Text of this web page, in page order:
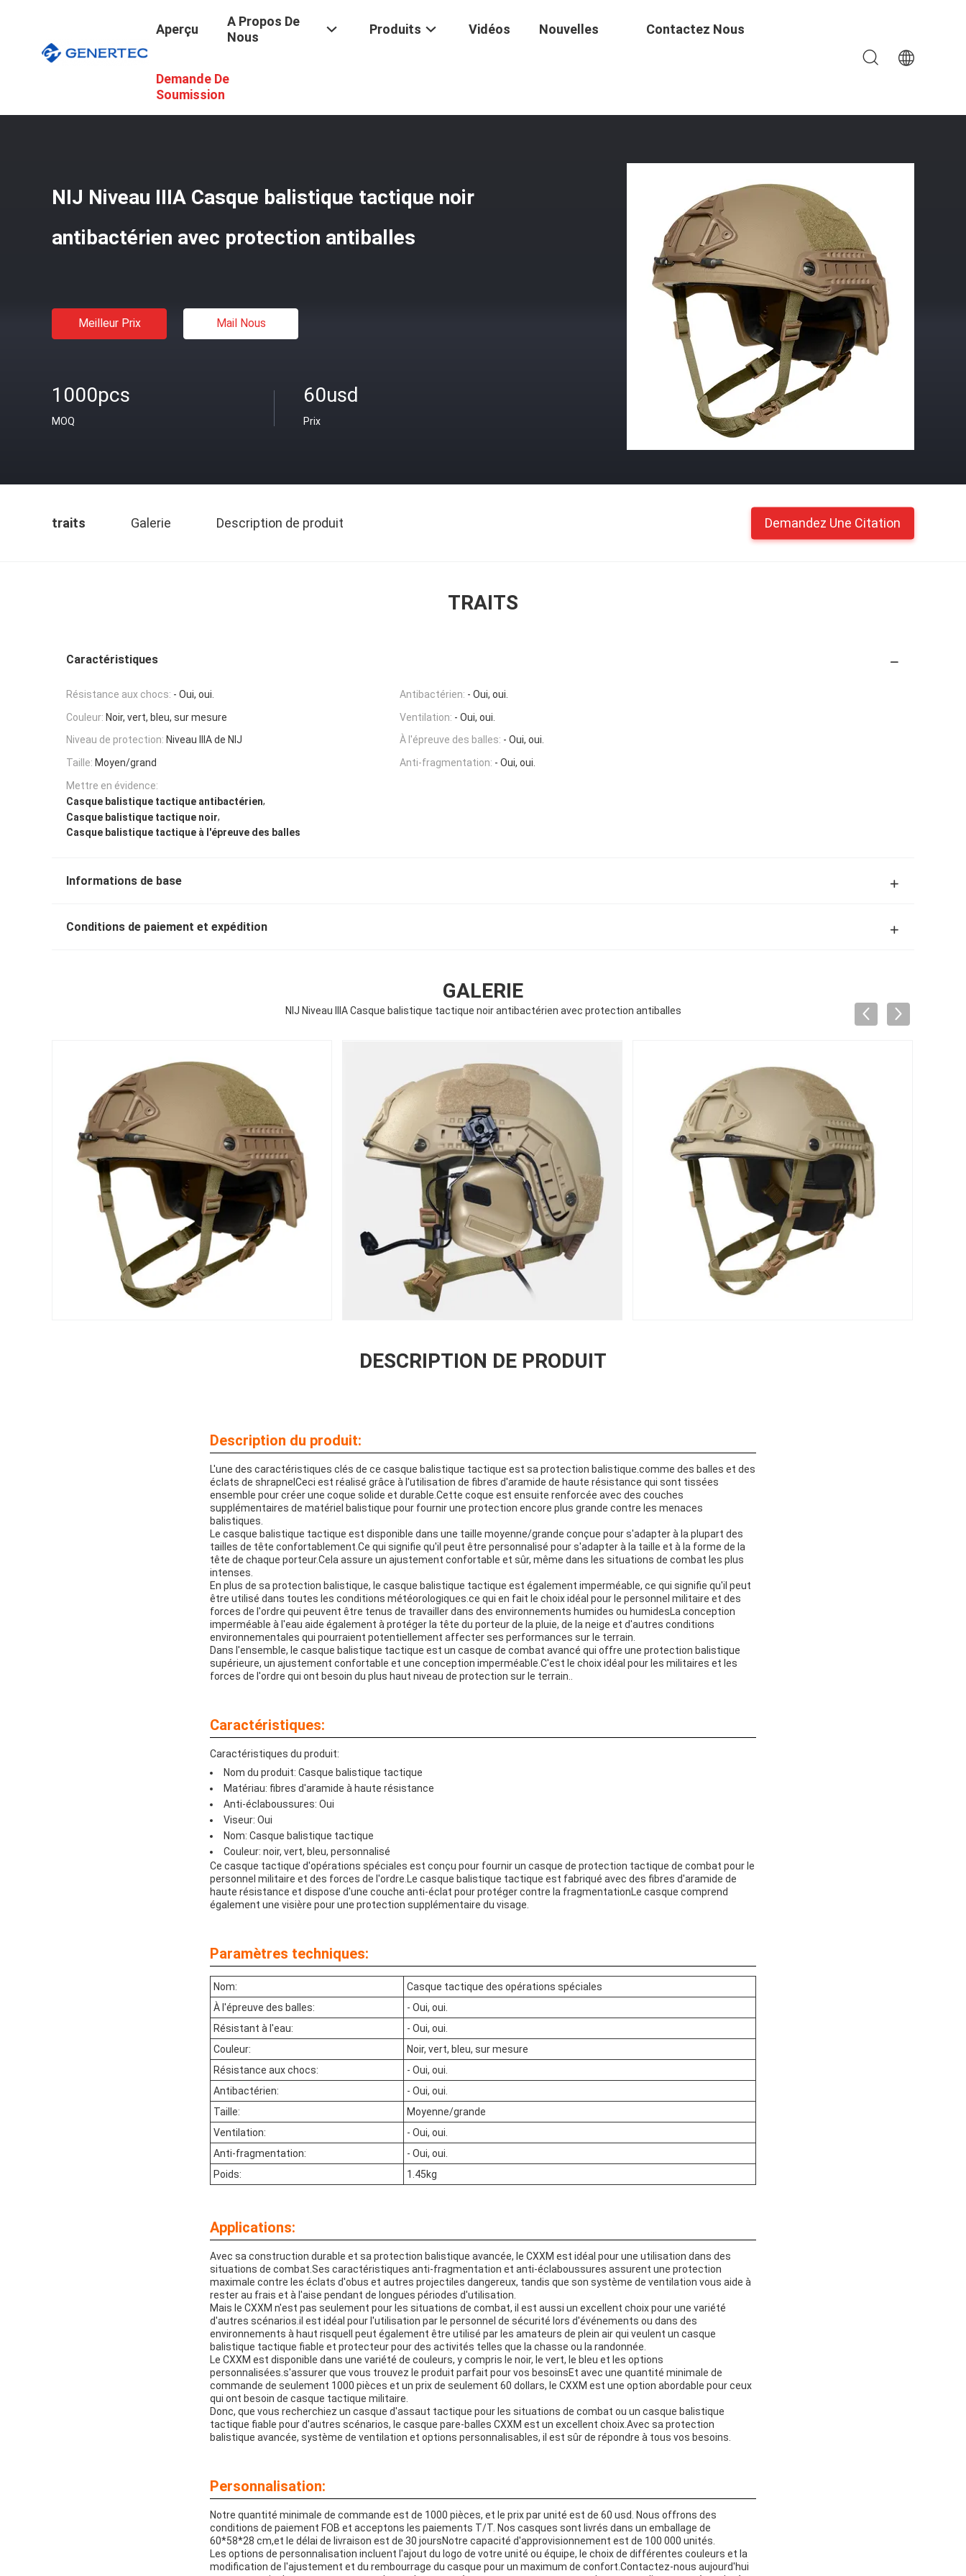
Aperçu
A Propos De
Nous
Produits Vidéos Nouvelles Contactez Nous
Demande De
Soumission
Casque Ballistique Tactique
NIJ Niveau IIIA Casque balistique tactique noir
antibactérien avec protection antiballes
Meilleur Prix Mail Nous
1000pcs
MOQ
60usd
Prix
traits Galerie Description de produit Demandez Une Citation
TRAITS
Caractéristiques
Résistance aux chocs: - Oui, oui. Antibactérien: - Oui, oui.
Couleur: Noir, vert, bleu, sur mesure Ventilation: - Oui, oui.
Niveau de protection: Niveau IIIA de NIJ À l'épreuve des balles: - Oui, oui.
Taille: Moyen/grand Anti-fragmentation: - Oui, oui.
Mettre en évidence:
Casque balistique tactique antibactérien,
Casque balistique tactique noir,
Casque balistique tactique à l'épreuve des balles
Informations de base
Conditions de paiement et expédition
GALERIE
NIJ Niveau IIIA Casque balistique tactique noir antibactérien avec protection antiballes
DESCRIPTION DE PRODUIT
Description du produit:
L'une des caractéristiques clés de ce casque balistique tactique est sa protection balistique.comme des balles et des
éclats de shrapnelCeci est réalisé grâce à l'utilisation de fibres d'aramide de haute résistance qui sont tissées
ensemble pour créer une coque solide et durable.Cette coque est ensuite renforcée avec des couches
supplémentaires de matériel balistique pour fournir une protection encore plus grande contre les menaces
balistiques.
Le casque balistique tactique est disponible dans une taille moyenne/grande conçue pour s'adapter à la plupart des
tailles de tête confortablement.Ce qui signifie qu'il peut être personnalisé pour s'adapter à la taille et à la forme de la
tête de chaque porteur.Cela assure un ajustement confortable et sûr, même dans les situations de combat les plus
intenses.
En plus de sa protection balistique, le casque balistique tactique est également imperméable, ce qui signifie qu'il peut
être utilisé dans toutes les conditions météorologiques.ce qui en fait le choix idéal pour le personnel militaire et des
forces de l'ordre qui peuvent être tenus de travailler dans des environnements humides ou humidesLa conception
imperméable à l'eau aide également à protéger la tête du porteur de la pluie, de la neige et d'autres conditions
environnementales qui pourraient potentiellement affecter ses performances sur le terrain.
Dans l'ensemble, le casque balistique tactique est un casque de combat avancé qui offre une protection balistique
supérieure, un ajustement confortable et une conception imperméable.C'est le choix idéal pour les militaires et les
forces de l'ordre qui ont besoin du plus haut niveau de protection sur le terrain..
Caractéristiques:
Caractéristiques du produit:
Nom du produit: Casque balistique tactique
Matériau: fibres d'aramide à haute résistance
Anti-éclaboussures: Oui
Viseur: Oui
Nom: Casque balistique tactique
Couleur: noir, vert, bleu, personnalisé
Ce casque tactique d'opérations spéciales est conçu pour fournir un casque de protection tactique de combat pour le
personnel militaire et des forces de l'ordre.Le casque balistique tactique est fabriqué avec des fibres d'aramide de
haute résistance et dispose d'une couche anti-éclat pour protéger contre la fragmentationLe casque comprend
également une visière pour une protection supplémentaire du visage.
Paramètres techniques:
Nom:
Casque tactique des opérations spéciales
À l'épreuve des balles:
- Oui, oui.
Résistant à l'eau:
- Oui, oui.
Couleur:
Noir, vert, bleu, sur mesure
Résistance aux chocs:
- Oui, oui.
Antibactérien:
- Oui, oui.
Taille:
Moyenne/grande
Ventilation:
- Oui, oui.
Anti-fragmentation:
- Oui, oui.
Poids:
1.45kg
Applications:
Avec sa construction durable et sa protection balistique avancée, le CXXM est idéal pour une utilisation dans des
situations de combat.Ses caractéristiques anti-fragmentation et anti-éclaboussures assurent une protection
maximale contre les éclats d'obus et autres projectiles dangereux, tandis que son système de ventilation vous aide à
rester au frais et à l'aise pendant de longues périodes d'utilisation.
Mais le CXXM n'est pas seulement pour les situations de combat, il est aussi un excellent choix pour une variété
d'autres scénarios.il est idéal pour l'utilisation par le personnel de sécurité lors d'événements ou dans des
environnements à haut risqueIl peut également être utilisé par les amateurs de plein air qui veulent un casque
balistique tactique fiable et protecteur pour des activités telles que la chasse ou la randonnée.
Le CXXM est disponible dans une variété de couleurs, y compris le noir, le vert, le bleu et les options
personnalisées.s'assurer que vous trouvez le produit parfait pour vos besoinsEt avec une quantité minimale de
commande de seulement 1000 pièces et un prix de seulement 60 dollars, le CXXM est une option abordable pour ceux
qui ont besoin de casque tactique militaire.
Donc, que vous recherchiez un casque d'assaut tactique pour les situations de combat ou un casque balistique
tactique fiable pour d'autres scénarios, le casque pare-balles CXXM est un excellent choix.Avec sa protection
balistique avancée, système de ventilation et options personnalisables, il est sûr de répondre à tous vos besoins.
Personnalisation:
Notre quantité minimale de commande est de 1000 pièces, et le prix par unité est de 60 usd. Nous offrons des
conditions de paiement FOB et acceptons les paiements T/T. Nos casques sont livrés dans un emballage de
60*58*28 cm,et le délai de livraison est de 30 joursNotre capacité d'approvisionnement est de 100 000 unités.
Les options de personnalisation incluent l'ajout du logo de votre unité ou équipe, le choix de différentes couleurs et la
modification de l'ajustement et du rembourrage du casque pour un maximum de confort.Contactez-nous aujourd'hui